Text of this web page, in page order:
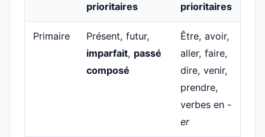
prioritaires
prioritaires
Primaire
Présent, futur,
imparfait, passé
composé
Être, avoir,
aller, faire,
dire, venir,
prendre,
verbes en -
er